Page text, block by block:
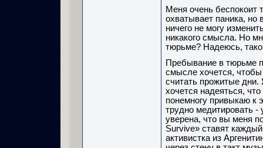
Меня очень беспокоит
охватывает паника, но
ничего не могу
никакого смысла. Но
тюрьме? Надеюсь,
Пребывание в тюрьме
смысле хочется,
считать прожитые
хочется надеяться,
понемногу привыкаю к
трудно медитировать
уверена, что вы меня
Survive» ставят
активистка из